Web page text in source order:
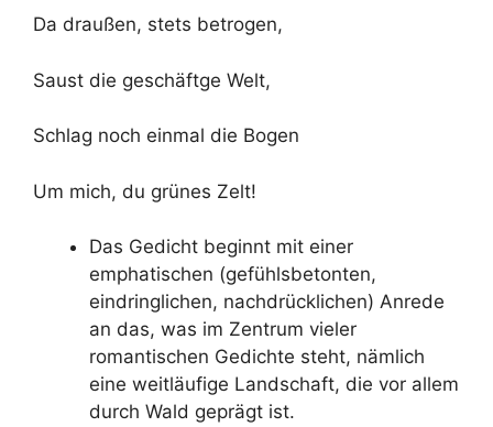
Da draußen, stets betrogen,
Saust die geschäftge Welt,
Schlag noch einmal die Bogen
Um mich, du grünes Zelt!
Das Gedicht beginnt mit einer
emphatischen (gefühlsbetonten,
eindringlichen, nachdrücklichen) Anrede
an das, was im Zentrum vieler
romantischen Gedichte steht, nämlich
eine weitläufige Landschaft, die vor allem
durch Wald geprägt ist.